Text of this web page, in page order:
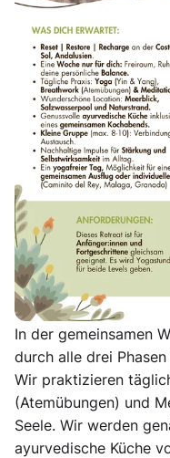
Body & Mind Yoga
erwartet dich?
Eine Woche nur für
Wohlempfinden,
tägliche ToDo
nur SEINan der
Andalusien
Verbindung mit dir
Blick auf das Meer,
gelegenen
Reset | Restore |
In der gemeinsamen
durch alle drei Phasen
Wir praktizieren
(Atemübungen) und
Seele. Wir werden
ayurvedische Küche